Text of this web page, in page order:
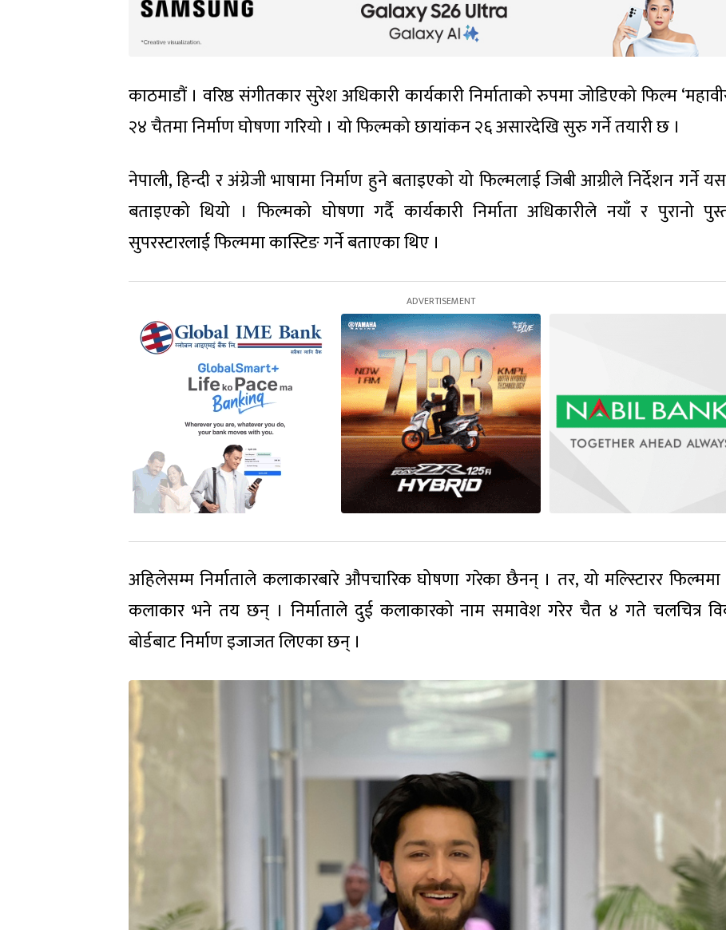
काठमाडौं । वरिष्ठ संगीतकार सुरेश अधिकारी कार्यकारी निर्माताको रुपमा जोडिएको फिल्म
२४ चैतमा निर्माण घोषणा गरियो । यो फिल्मको छायांकन २६ असारदेखि सुरु गर्ने तयारी छ ।
नेपाली, हिन्दी र अंग्रेजी भाषामा निर्माण हुने बताइएको यो फिल्मलाई जिबी आग्रीले निर्देशन गर्ने
बताइएको थियो । फिल्मको घोषणा गर्दै कार्यकारी निर्माता अधिकारीले नयाँ र पुरानो
सुपरस्टारलाई फिल्ममा कास्टिङ गर्ने बताएका थिए ।
अहिलेसम्म निर्माताले कलाकारबारे औपचारिक घोषणा गरेका छैनन् । तर, यो मल्स्टिारर
कलाकार भने तय छन् । निर्माताले दुई कलाकारको नाम समावेश गरेर चैत ४ गते चलचित्र
बोर्डबाट निर्माण इजाजत लिएका छन् ।